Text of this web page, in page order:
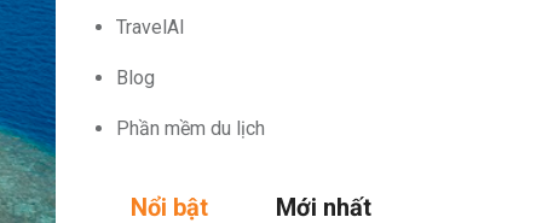
TravelAI
Blog
Phần mềm du lịch
Nổi bật Mới nhất